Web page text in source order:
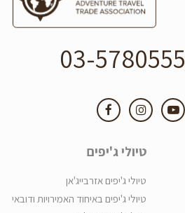
03-5780555
טיולי ג'יפים
טיולי ג'יפים אזרבייג'אן
טיולי ג'יפים באיחוד האמירויות ודובאי